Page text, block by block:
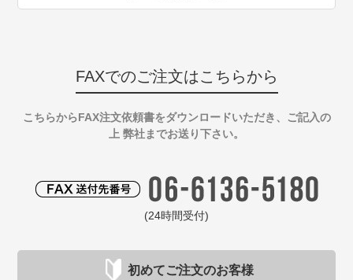
FAXでのご注文はこちらから
こちらからFAX注文依頼書をダウンロードいただき、ご記入の
上 弊社までお送り下さい。
(24時間受付)
初めてご注文のお客様